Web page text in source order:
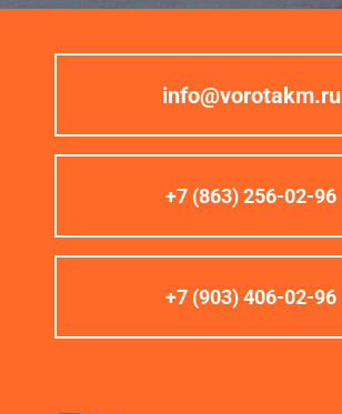
info@vorotakm.ru
+7 (863) 256-02-96
+7 (903) 406-02-96